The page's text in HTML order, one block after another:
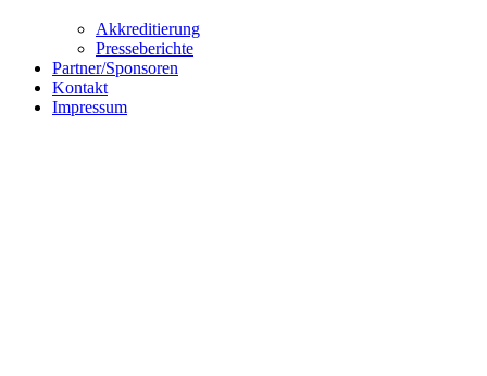
Akkreditierung
Presseberichte
Partner/Sponsoren
Kontakt
Impressum